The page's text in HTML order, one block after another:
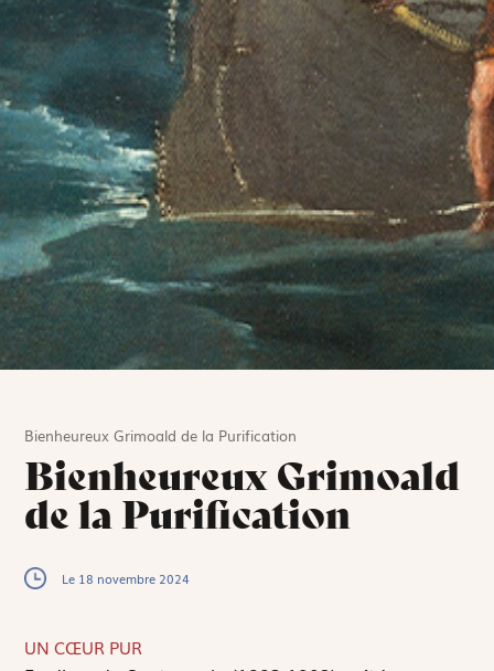
Bienheureux Grimoald de la Purification
Bienheureux Grimoald
de la Purification
Le 18 novembre 2024
UN CŒUR PUR